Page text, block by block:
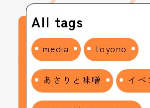
All tags
media toyono
あさりと味噌 イベ